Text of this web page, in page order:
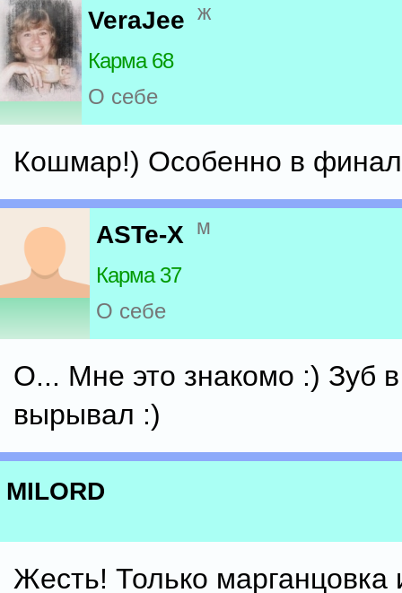
VeraJee ж
Карма 68
О себе
Кошмар!) Особенно в
ASTe-X м
Карма 37
О себе
О... Мне это знакомо :) Зуб
вырывал :)
MILORD
Жесть! Только марганцовка